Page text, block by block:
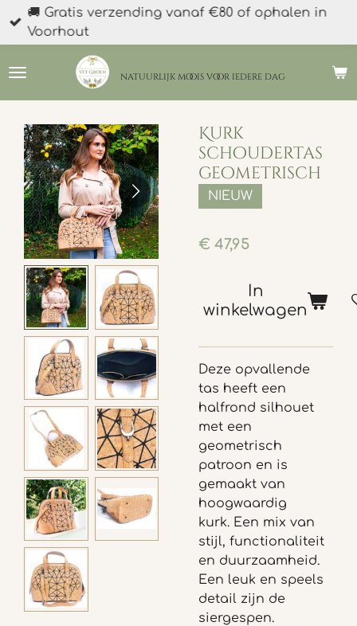
Ga
direct
de
natuurlijk moois voor iedere dag
🚚 Gratis verzending vanaf €80 of ophalen in
Voorhout
Kurk
schoudertas
geometrisch
NIEUW
€ 47,95
In
winkelwagen
Deze opvallende
tas heeft een
halfrond silhouet
met een
geometrisch
patroon en is
gemaakt van
hoogwaardig
kurk. Een mix van
stijl, functionaliteit
en duurzaamheid.
Een leuk en speels
detail zijn de
siergespen.